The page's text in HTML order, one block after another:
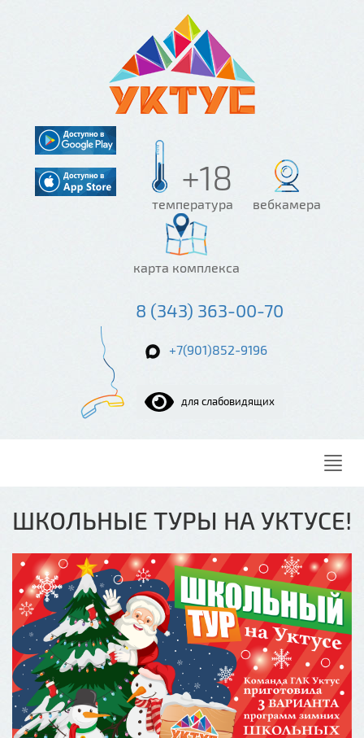
+18
температура вебкамера
карта комплекса
8 (343) 363-00-70
+7(901)852-9196
для слабовидящих
ШКОЛЬНЫЕ ТУРЫ НА УКТУСЕ!